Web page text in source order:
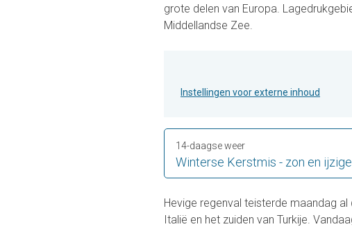
grote delen van Europa.
Middellandse Zee.
Instellingen voor externe inhoud
Winterse Kerstmis - zon en
14-daagse weer
Hevige regenval teisterde maandag
Italië en het zuiden van Turkije.